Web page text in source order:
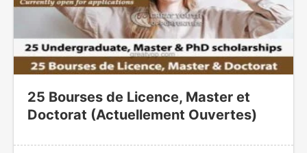
25 Bourses de Licence, Master et
Doctorat (Actuellement Ouvertes)